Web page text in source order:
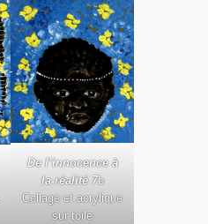
De l’innocence à
la réalité 7b
Collage et acrylique
sur toile